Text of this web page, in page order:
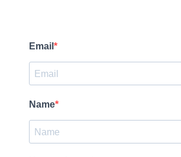
Email
Name